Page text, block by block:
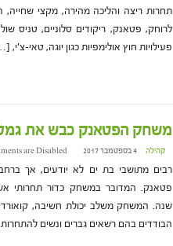
תחרות ריצה והליכה מהירה, מקצי
לרוחק, פטאנק, ריקודים סלוניים, טניס
פעילויות חוץ אולימפיות כגון יוגה, טאי-צ'י,
משחק הפטאנק כבש את
קהילה 4 בספטמבר 2017 at 9:01 are Disabled
רבים מתושבי בת ים לא יודעים, אך
פטאנק. המדובר במשחק כדור תחרותי
שנה. המשחק משלב יכולת חשיבה,
הבודדים בהם רשאים גברים ונשים